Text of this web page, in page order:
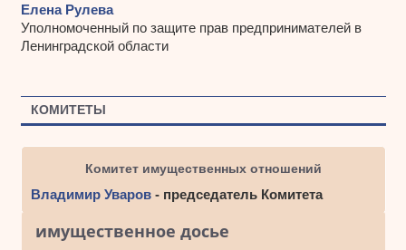
Елена Рулева
Уполномоченный по защите прав предпринимателей в
Ленинградской области
КОМИТЕТЫ
Комитет имущественных отношений
Владимир Уваров- председатель Комитета
имущественное досье